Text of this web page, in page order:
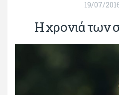
19/07/
Η χρονιά των